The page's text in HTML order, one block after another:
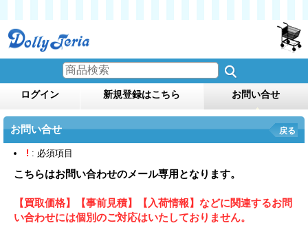
ログイン 新規登録はこちら お問い合せ
お問い合せ 戻る
! : 必須項目
こちらはお問い合わせのメール専用となります。
【買取価格】【事前見積】【入荷情報】などに関連するお問
い合わせには個別のご対応はいたしておりません。